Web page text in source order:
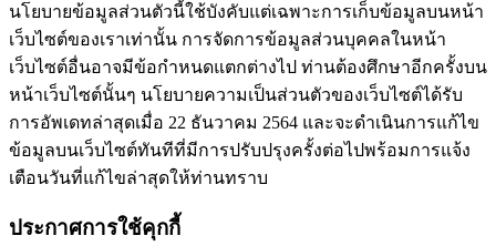
นโยบายข้อมูลส่วนตัวนี้ใช้บังคับแต่เฉพาะการเก็บข้อมูลบนหน้า
เว็บไซต์ของเราเท่านั้น การจัดการข้อมูลส่วนบุคคลในหน้า
เว็บไซต์อื่นอาจมีข้อกำหนดแตกต่างไป ท่านต้องศึกษาอีกครั้งบน
หน้าเว็บไซต์นั้นๆ นโยบายความเป็นส่วนตัวของเว็บไซต์ได้รับ
การอัพเดทล่าสุดเมื่อ 22 ธันวาคม 2564 และจะดำเนินการแก้ไข
ข้อมูลบนเว็บไซต์ทันทีที่มีการปรับปรุงครั้งต่อไปพร้อมการแจ้ง
เตือนวันที่แก้ไขล่าสุดให้ท่านทราบ
ประกาศการใช้คุกกี้